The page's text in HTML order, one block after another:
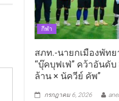
กีฬา
สภท.-นายกเมืองพัท
“บุ๊คบุฟเฟ่” คว้าอันดับ
ล้าน × นัควีย์ คัพ”
กรกฎาคม 6, 2026